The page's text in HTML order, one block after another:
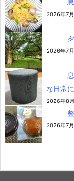
2026年7
2026年7
な日常
2026年8
2026年7